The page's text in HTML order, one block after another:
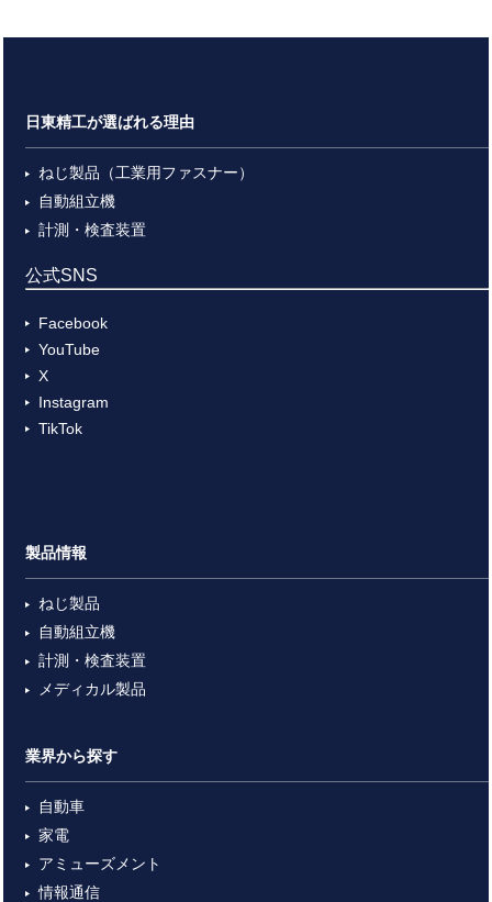
日東精工が選ばれる理由
ねじ製品（工業用ファスナー）
自動組立機
計測・検査装置
公式SNS
Facebook
YouTube
X
Instagram
TikTok
製品情報
ねじ製品
自動組立機
計測・検査装置
メディカル製品
業界から探す
自動車
家電
アミューズメント
情報通信